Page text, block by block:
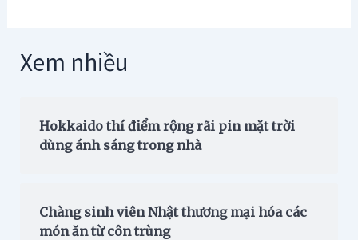
Xem nhiều
Hokkaido thí điểm rộng rãi pin mặt trời
dùng ánh sáng trong nhà
Chàng sinh viên Nhật thương mại hóa các
món ăn từ côn trùng